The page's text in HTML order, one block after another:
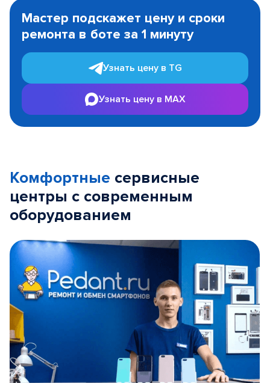
1
Мастер подскажет цену и сроки
ремонта в боте за 1 минуту
Узнать цену в TG
Узнать цену в MAX
Комфортные сервисные
центры с современным
оборудованием